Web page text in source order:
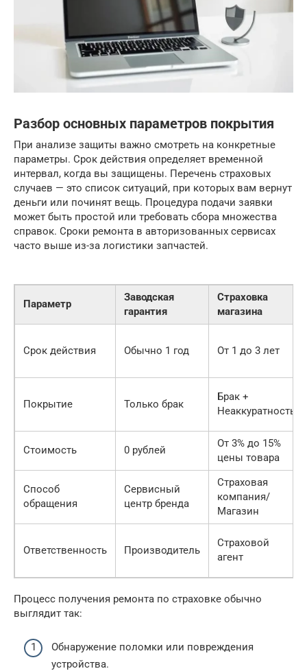
Разбор основных параметров покрытия
При анализе защиты важно смотреть на конкретные
параметры. Срок действия определяет временной
интервал, когда вы защищены. Перечень страховых
случаев — это список ситуаций, при которых вам вернут
деньги или починят вещь. Процедура подачи заявки
может быть простой или требовать сбора множества
справок. Сроки ремонта в авторизованных сервисах
часто выше из-за логистики запчастей.
Параметр
Заводская
гарантия
Страховка
магазина
Срок действия Обычно 1 год От 1 до 3 лет
Покрытие Только брак
Брак +
Неаккуратность
Стоимость 0 рублей
От 3% до 15%
цены товара
Способ
обращения
Сервисный
центр бренда
Страховая
компания/
Магазин
Ответственность Производитель
Страховой
агент
Процесс получения ремонта по страховке обычно
выглядит так:
Обнаружение поломки или повреждения
устройства.